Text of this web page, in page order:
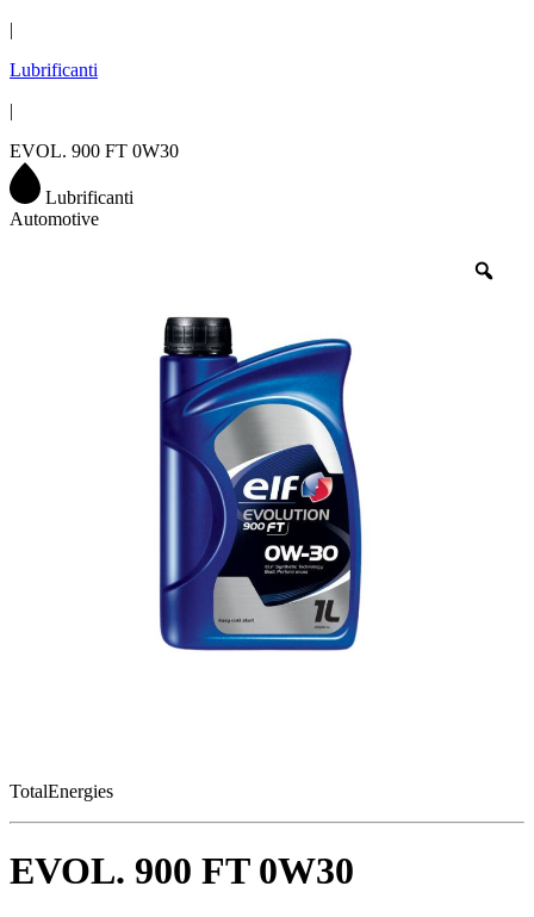
|
Lubrificanti
|
EVOL. 900 FT 0W30
Lubrificanti
Automotive
TotalEnergies
EVOL. 900 FT 0W30